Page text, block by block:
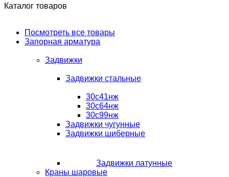
Каталог товаров
Посмотреть все товары
Запорная арматура
Задвижки
Задвижки стальные
30с41нж
30с64нж
30с99нж
Задвижки чугунные
Задвижки шиберные
Задвижки латунные
Краны шаровые